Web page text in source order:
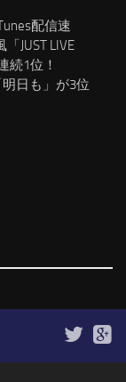
配信速
JUST LIVE
続1位！
明日も」が3位